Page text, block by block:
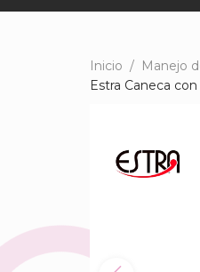
Inicio / Manejo
Estra Caneca